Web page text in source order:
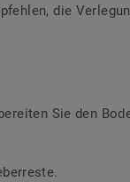
die
Sie den